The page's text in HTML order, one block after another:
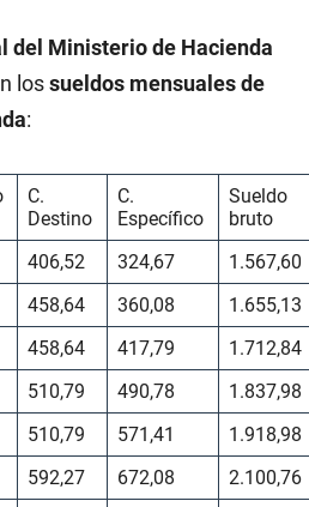
del Ministerio de Hacienda
lossueldos mensuales de
:
C.
Destino
C.
Específico
Sueldo
bruto
406,52 324,67
1.567,60
458,64 360,08
1.655,13
458,64 417,79
1.712,84
510,79 490,78
1.837,98
510,79 571,41
1.918,98
592,27 672,08
2.100,76